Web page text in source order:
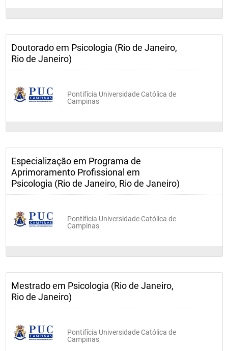
Doutorado em Psicologia (Rio de Janeiro,
Rio de Janeiro)
Pontifícia Universidade Católica de
Campinas
Especialização em Programa de
Aprimoramento Profissional em
Psicologia (Rio de Janeiro, Rio de Janeiro)
Pontifícia Universidade Católica de
Campinas
Mestrado em Psicologia (Rio de Janeiro,
Rio de Janeiro)
Pontifícia Universidade Católica de
Campinas